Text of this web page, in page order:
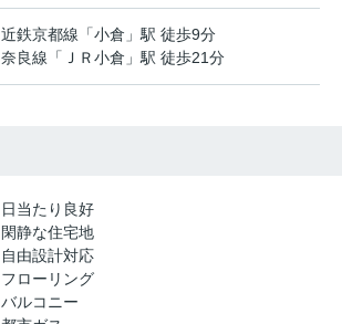
近鉄京都線 「小倉 」駅 徒歩9分
奈良線 「 ＪＲ小倉 」駅 徒歩21分
日当たり良好
閑静な住宅地
自由設計対応
フローリング
バルコニー